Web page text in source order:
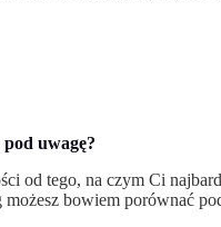
uwagę?
od tego, na czym Ci
możesz bowiem porównać